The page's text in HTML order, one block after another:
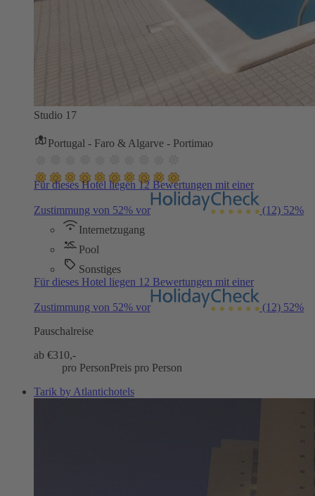
Studio 17
Portugal - Faro & Algarve - Portimao
Für dieses Hotel liegen 12 Bewertungen mit einer
Zustimmung von 52% vor (12) 52%
Internetzugang
Pool
Sonstiges
Für dieses Hotel liegen 12 Bewertungen mit einer
Zustimmung von 52% vor (12) 52%
Pauschalreise
ab €310,-
pro PersonPreis pro Person
Tarik by Atlantichotels